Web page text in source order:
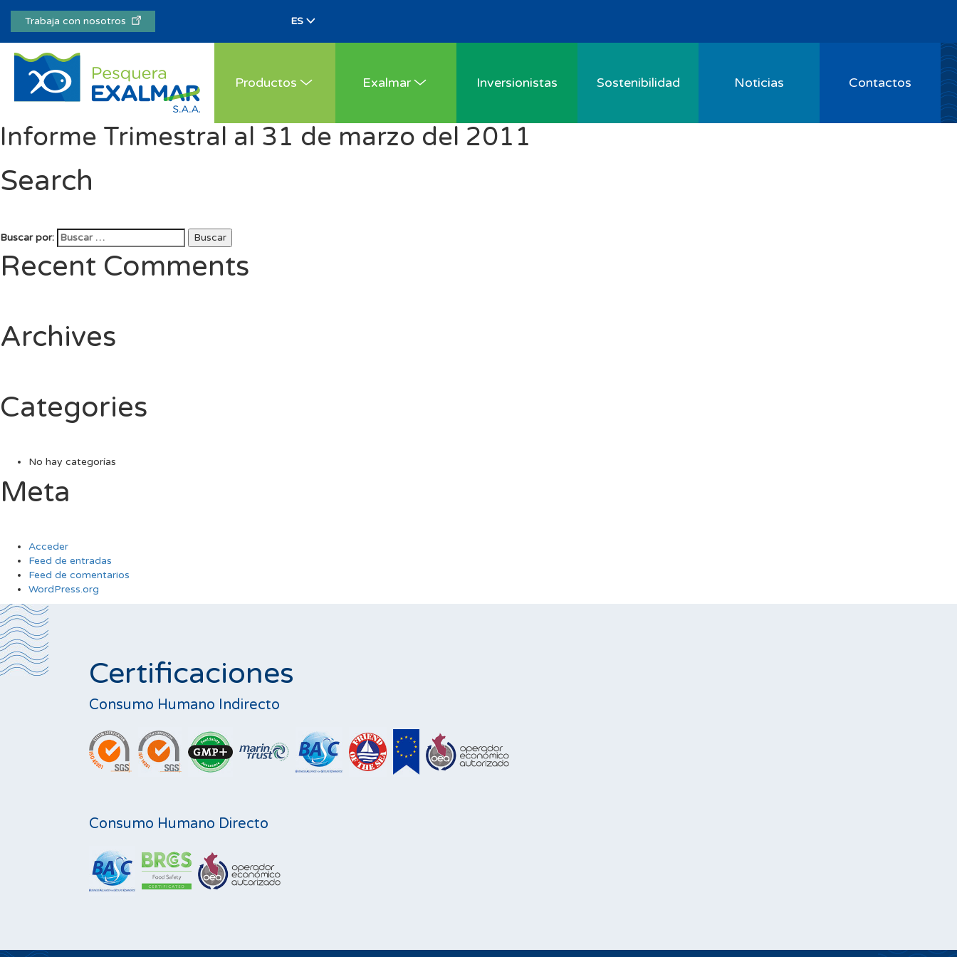
Trabaja con nosotros
Productos Exalmar Inversionistas Sostenibilidad Noticias Contactos
Informe Trimestral al 31 de marzo del 2011
Search
Buscar por: Buscar
Recent Comments
Archives
Categories
No hay categorías
Meta
Acceder
Feed de entradas
Feed de comentarios
WordPress.org
Certificaciones
Consumo Humano Indirecto
Consumo Humano Directo